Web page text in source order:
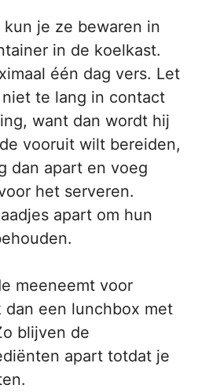
je ze bewaren in
in de koelkast.
één dag vers. Let
te lang in contact
want dan wordt hij
vooruit wilt bereiden,
dan apart en voeg
het serveren.
apart om hun
meeneemt voor
een lunchbox met
blijven de
apart totdat je